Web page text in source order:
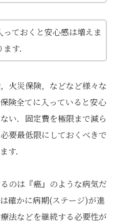
ておくと安心感は増えま
す．
火災保険，などなど様々な
険全てに入っていると安心
い．固定費を極限まで減ら
要最低限にしておくべきで
す．
のは『癌』のような病気だ
確かに病期(ステージ)が進
法などを継続する必要性が